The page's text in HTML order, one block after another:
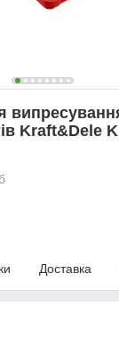
Kraft&Dele
Доставка